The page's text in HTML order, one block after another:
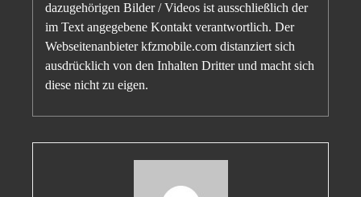
dazugehörigen Bilder / Videos ist ausschließlich der
im Text angegebene Kontakt verantwortlich. Der
Webseitenanbieter kfzmobile.com distanziert sich
ausdrücklich von den Inhalten Dritter und macht sich
diese nicht zu eigen.